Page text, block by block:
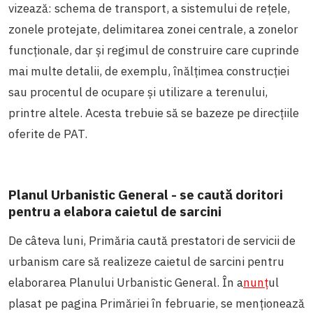
vizează: schema de transport, a sistemului de rețele,
zonele protejate, delimitarea zonei centrale, a zonelor
funcționale, dar și regimul de construire care cuprinde
mai multe detalii, de exemplu, înălțimea construcției
sau procentul de ocupare și utilizare a terenului,
printre altele. Acesta trebuie să se bazeze pe direcțiile
oferite de PAT.
Planul Urbanistic General - se caută doritori
pentru a elabora caietul de sarcini
De câteva luni, Primăria caută prestatori de servicii de
urbanism care să realizezecaietul de sarcini pentru
elaborarea Planului Urbanistic General. În anunțul
plasat pe pagina Primăriei în februarie, se menționează